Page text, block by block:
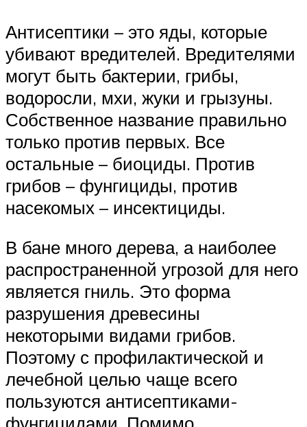
Антисептики – это яды, которые
убивают вредителей. Вредителями
могут быть бактерии, грибы,
водоросли, мхи, жуки и грызуны.
Собственное название правильно
только против первых. Все
остальные – биоциды. Против
грибов – фунгициды, против
насекомых – инсектициды.
В бане много дерева, а наиболее
распространенной угрозой для него
является гниль. Это форма
разрушения древесины
некоторыми видами грибов.
Поэтому с профилактической и
лечебной целью чаще всего
пользуются антисептиками-